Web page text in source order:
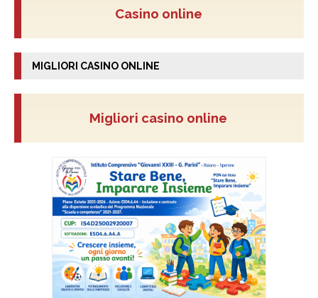
Casino online
MIGLIORI CASINO ONLINE
Migliori casino online